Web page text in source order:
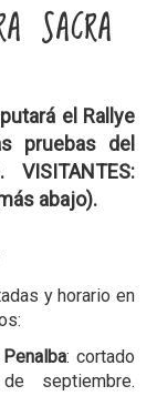
SACRA
el Rallye
pruebas del
VISITANTES:
abajo).
y horario en
: cortado
septiembre.